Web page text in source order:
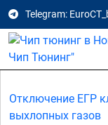
Telegram:
Отключение ЕГР
выхлопных газов